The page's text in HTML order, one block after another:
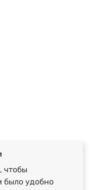
чтобы
было удобно